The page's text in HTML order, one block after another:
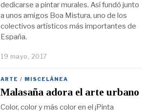
dedicarse a pintar murales. Así fundó junto
a unos amigos Boa Mistura, uno de los
colectivos artísticos más importantes de
España.
19 mayo, 2017
ARTE / MISCELÁNEA
Malasaña adora el arte urbano
Color, color y más color en el ¡Pinta